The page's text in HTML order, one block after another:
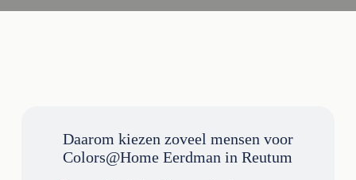
Daarom kiezen zoveel mensen voor
Colors@Home Eerdman in Reutum